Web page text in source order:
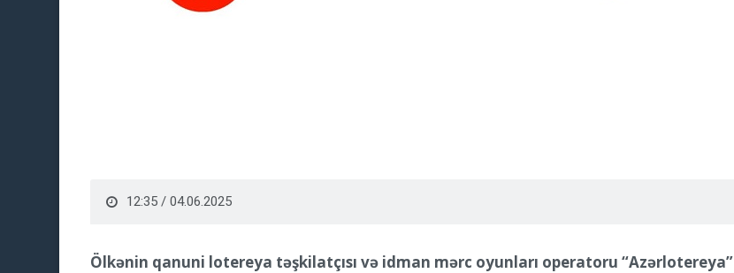
12:35 / 04.06.2025
Ölkənin qanuni lotereya təşkilatçısı və idman mərc oyunları operatoru “Azərlotereya”